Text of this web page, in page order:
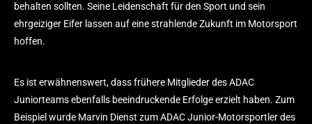
behalten sollten. Seine Leidenschaft für den Sport und sein
ehrgeiziger Eifer lassen auf eine strahlende Zukunft im Motorsport
hoffen.
Es ist erwähnenswert, dass frühere Mitglieder des ADAC
Juniorteams ebenfalls beeindruckende Erfolge erzielt haben. Zum
Beispiel wurde Marvin Dienst zum ADAC Junior-Motorsportler des